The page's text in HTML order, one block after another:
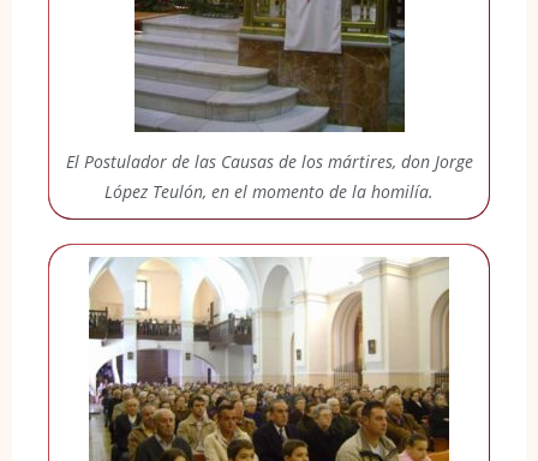
El Postulador de las Causas de los mártires, don Jorge
López Teulón, en el momento de la homilía.